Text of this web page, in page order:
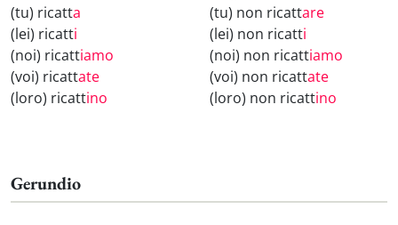
(tu) ricatta
(lei) ricatti
(noi) ricattiamo
(voi) ricattate
(loro) ricattino
(tu) non ricattare
(lei) non ricatti
(noi) non ricattiamo
(voi) non ricattate
(loro) non ricattino
Gerundio